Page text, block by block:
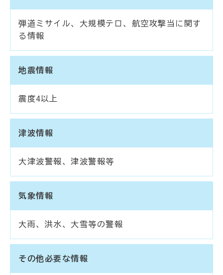
弾道ミサイル、大規模テロ、航空攻撃当に関す
る情報
地震情報
震度4以上
津波情報
大津波警報、津波警報等
気象情報
大雨、洪水、大雪等の警報
その他必要な情報